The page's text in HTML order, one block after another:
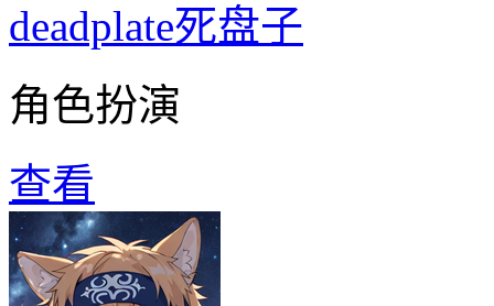
deadplate死盘子
角色扮演
查看